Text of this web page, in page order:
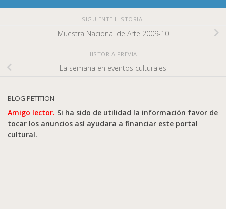
SIGUIENTE HISTORIA
Muestra Nacional de Arte 2009-10
HISTORIA PREVIA
La semana en eventos culturales
BLOG PETITION
Amigo lector. Si ha sido de utilidad la información favor de
tocar los anuncios así ayudara a financiar este portal
cultural.